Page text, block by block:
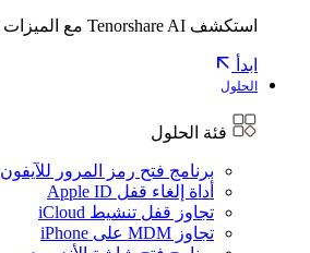
استكشف Tenorshare AI مع الميزات الجديدة المذهلة
ابدأ
الحلول
فئة الحلول
برنامج فتح رمز المرور للآيفون
أداة إلغاء قفل Apple ID
تجاوز قفل تنشيط iCloud
تجاوز MDM على iPhone